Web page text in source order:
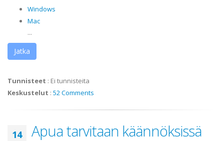
Windows
Mac
...
Jatka
Tunnisteet : Ei tunnisteita
Keskustelut : 52 Comments
14 Apua tarvitaan käännöksissä